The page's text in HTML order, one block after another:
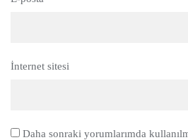
İnternet sitesi
Daha sonraki yorumlarımda